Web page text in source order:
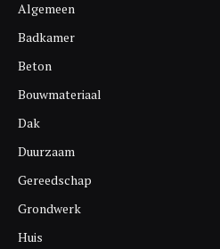
Algemeen
Badkamer
Beton
Bouwmateriaal
Dak
Duurzaam
Gereedschap
Grondwerk
Huis